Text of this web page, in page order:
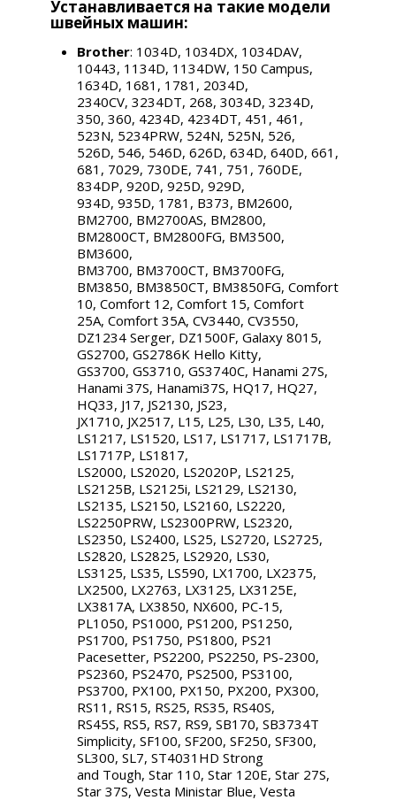
Устанавливается на такие модели
швейных машин:
Brother: 1034D, 1034DX, 1034DAV,
10443, 1134D, 1134DW, 150 Campus,
1634D, 1681, 1781, 2034D,
2340CV, 3234DT, 268, 3034D, 3234D,
350, 360, 4234D, 4234DT, 451, 461,
523N, 5234PRW, 524N, 525N, 526,
526D, 546, 546D, 626D, 634D, 640D, 661,
681, 7029, 730DE, 741, 751, 760DE,
834DP, 920D, 925D, 929D,
934D, 935D, 1781, B373, BM2600,
BM2700, BM2700AS, BM2800,
BM2800CT, BM2800FG, BM3500,
BM3600,
BM3700, BM3700CT, BM3700FG,
BM3850, BM3850CT, BM3850FG, Comfort
10, Comfort 12, Comfort 15, Comfort
25A, Comfort 35A, CV3440, CV3550,
DZ1234 Serger, DZ1500F, Galaxy 8015,
GS2700, GS2786K Hello Kitty,
GS3700, GS3710, GS3740C, Hanami 27S,
Hanami 37S, Hanami37S, HQ17, HQ27,
HQ33, J17, JS2130, JS23,
JX1710, JX2517, L15, L25, L30, L35, L40,
LS1217, LS1520, LS17, LS1717, LS1717B,
LS1717P, LS1817,
LS2000, LS2020, LS2020P, LS2125,
LS2125B, LS2125i, LS2129, LS2130,
LS2135, LS2150, LS2160, LS2220,
LS2250PRW, LS2300PRW, LS2320,
LS2350, LS2400, LS25, LS2720, LS2725,
LS2820, LS2825, LS2920, LS30,
LS3125, LS35, LS590, LX1700, LX2375,
LX2500, LX2763, LX3125, LX3125E,
LX3817A, LX3850, NX600, PC-15,
PL1050, PS1000, PS1200, PS1250,
PS1700, PS1750, PS1800, PS21
Pacesetter, PS2200, PS2250, PS-2300,
PS2360, PS2470, PS2500, PS3100,
PS3700, PX100, PX150, PX200, PX300,
RS11, RS15, RS25, RS35, RS40S,
RS45S, RS5, RS7, RS9, SB170, SB3734T
Simplicity, SF100, SF200, SF250, SF300,
SL300, SL7, ST4031HD Strong
and Tough, Star 110, Star 120E, Star 27S,
Star 37S, Vesta Ministar Blue, Vesta